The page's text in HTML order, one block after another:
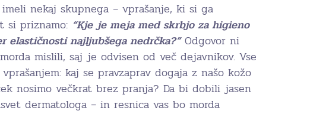
nekaj skupnega – vprašanje, ki si ga
si priznamo: “Kje je meja med skrbjo za higieno
elastičnosti najljubšega nedrčka?”Odgovor ni
mislili, saj je odvisen od več dejavnikov. Vse
kaj se pravzaprav dogaja z našo kožo
nosimo večkrat brez pranja? Da bi dobili jasen
dermatologa – in resnica vas bo morda